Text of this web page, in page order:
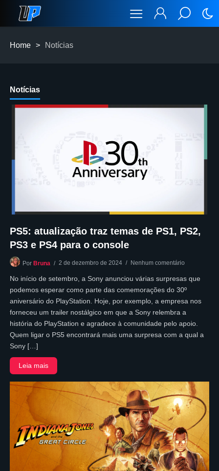
Home > Notícias
Notícias
PS5: atualização traz temas de PS1, PS2,
PS3 e PS4 para o console
Por Bruna 2 de dezembro de 2024 Nenhum comentário
No início de setembro, a Sony anunciou várias surpresas que
podemos esperar como parte das comemorações do 30º
aniversário do PlayStation. Hoje, por exemplo, a empresa nos
forneceu um trailer nostálgico em que a Sony relembra a
história do PlayStation e agradece à comunidade pelo apoio.
Quem ligar o PS5 encontrará mais uma surpresa com a qual a
Sony […]
Leia mais